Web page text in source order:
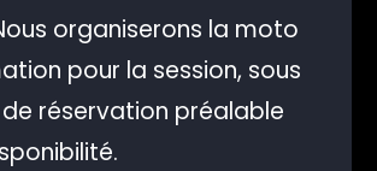
organiserons la moto
pour la session, sous
réservation préalable